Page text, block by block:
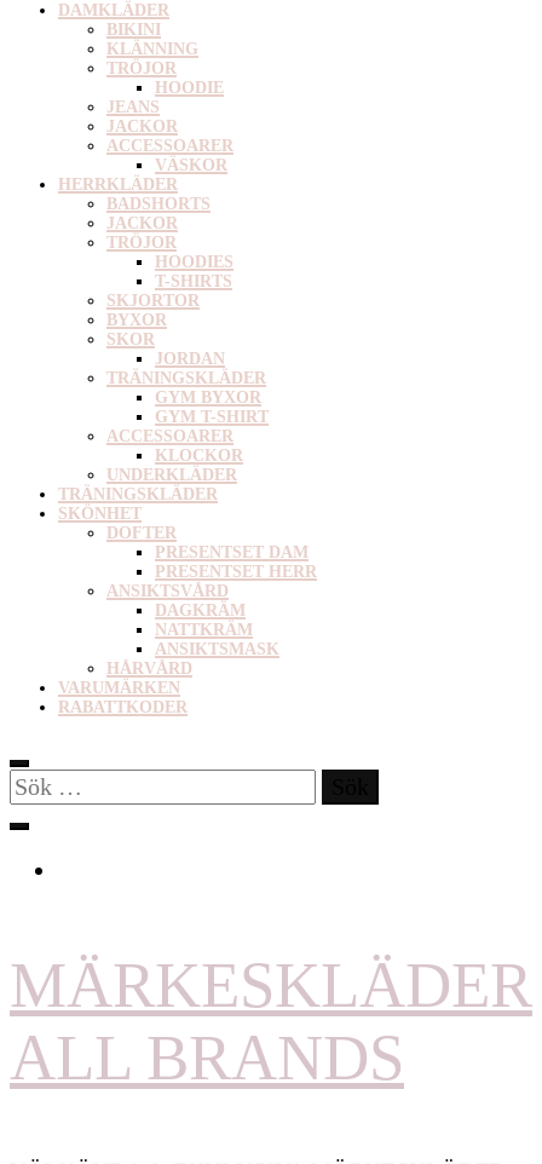
DAMKLÄDER
BIKINI
KLÄNNING
TRÖJOR
HOODIE
JEANS
JACKOR
ACCESSOARER
VÄSKOR
HERRKLÄDER
BADSHORTS
JACKOR
TRÖJOR
HOODIES
T-SHIRTS
SKJORTOR
BYXOR
SKOR
JORDAN
TRÄNINGSKLÄDER
GYM BYXOR
GYM T-SHIRT
ACCESSOARER
KLOCKOR
UNDERKLÄDER
TRÄNINGSKLÄDER
SKÖNHET
DOFTER
PRESENTSET DAM
PRESENTSET HERR
ANSIKTSVÅRD
DAGKRÄM
NATTKRÄM
ANSIKTSMASK
HÅRVÅRD
VARUMÄRKEN
RABATTKODER
Sök
efter:
MÄRKESKLÄDER
ALL BRANDS